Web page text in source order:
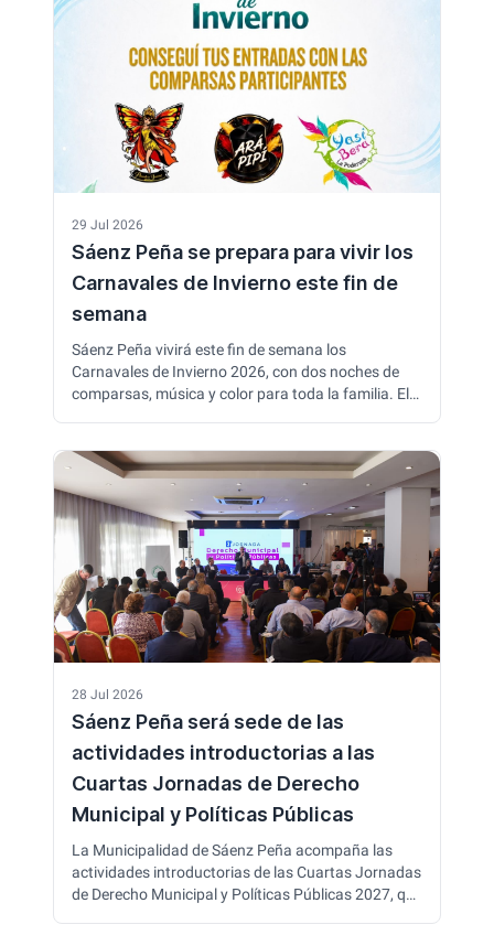
Provincial y distintas instituciones locales.
29 Jul 2026
Sáenz Peña se prepara para vivir los
Carnavales de Invierno este fin de
semana
Sáenz Peña vivirá este fin de semana los
Carnavales de Invierno 2026, con dos noches de
comparsas, música y color para toda la familia. El
de fortalecer esta tradicional expresión cultural y
acompañar el trabajo de las comparsas de la
ciudad.
28 Jul 2026
Sáenz Peña será sede de las
actividades introductorias a las
Cuartas Jornadas de Derecho
Municipal y Políticas Públicas
La Municipalidad de Sáenz Peña acompaña las
actividades introductorias de las Cuartas Jornadas
de Derecho Municipal y Políticas Públicas 2027, que